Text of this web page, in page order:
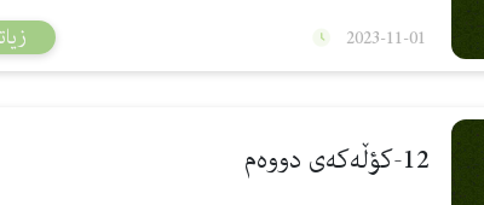
2023-11-01
12-كؤڵەكەی دووەم